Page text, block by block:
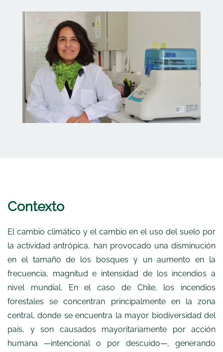
Contexto
El cambio climático y el cambio en el uso del suelo por
la actividad antrópica, han provocado una disminución
en el tamaño de los bosques y un aumento en la
frecuencia, magnitud e intensidad de los incendios a
nivel mundial. En el caso de Chile, los incendios
forestales se concentran principalmente en la zona
central, donde se encuentra la mayor biodiversidad del
país, y son causados mayoritariamente por acción
humana —intencional o por descuido—, generando